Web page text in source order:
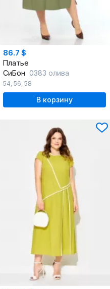
86.7 $
Платье
СиБон 0383 олива
54, 56, 58
В корзину